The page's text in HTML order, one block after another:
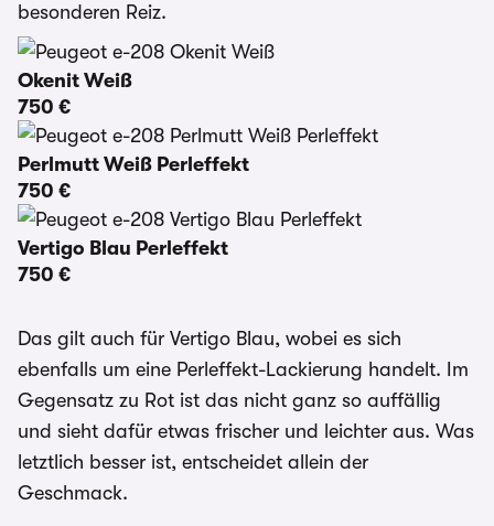
besonderen Reiz.
Okenit Weiß
750 €
Perlmutt Weiß Perleffekt
750 €
Vertigo Blau Perleffekt
750 €
Das gilt auch für Vertigo Blau, wobei es sich
ebenfalls um eine Perleffekt-Lackierung handelt. Im
Gegensatz zu Rot ist das nicht ganz so auffällig
und sieht dafür etwas frischer und leichter aus. Was
letztlich besser ist, entscheidet allein der
Geschmack.